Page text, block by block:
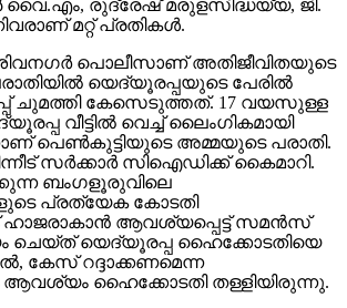
രുദ്രേഷ് മരുളസിദ്ധയ്യ, ജി.
മറ്റ് പ്രതികള്‍.
പൊലീസാണ് അതിജീവിതയുടെ
യെദ്യൂരപ്പയുടെ പേരില്‍
ചുമത്തി കേസെടുത്തത്. 17 വയസുള്ള
വീട്ടില്‍ വെച്ച് ലൈംഗികമായി
പെണ്‍കുട്ടിയുടെ അമ്മയുടെ പരാതി.
സര്‍ക്കാര്‍ സിഐഡിക്ക് കൈമാറി.
ബംഗളൂരുവിലെ
പ്രത്യേക കോടതി
ആവശ്യപ്പെട്ട് സമന്‍സ്
ചെയ്ത് യെദ്യൂരപ്പ ഹൈക്കോടതിയെ
കേസ് റദ്ദാക്കണമെന്ന
ഹൈക്കോടതി തള്ളിയിരുന്നു.